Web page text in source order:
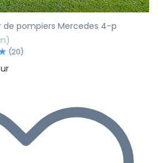
pompiers Mercedes 4-p
(20)